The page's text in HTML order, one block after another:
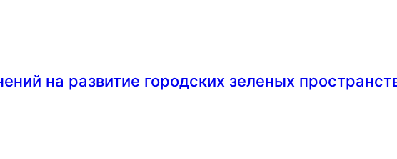
на развитие городских зеленых